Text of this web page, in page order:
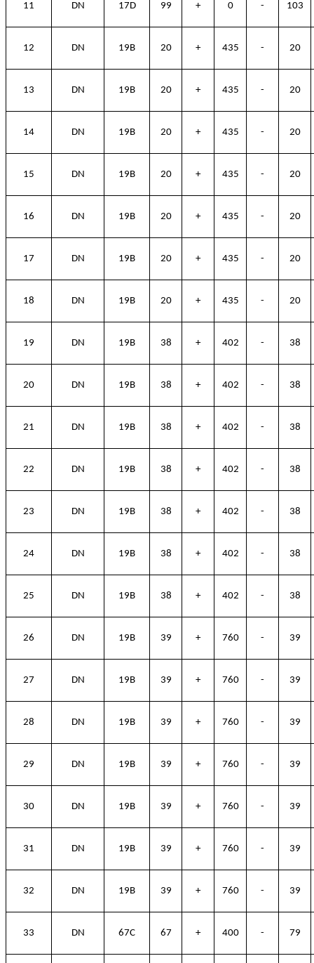
11 DN 17D 99 + 0 - 103
12 DN 19B 20 + 435 - 20
13 DN 19B 20 + 435 - 20
14 DN 19B 20 + 435 - 20
15 DN 19B 20 + 435 - 20
16 DN 19B 20 + 435 - 20
17 DN 19B 20 + 435 - 20
18 DN 19B 20 + 435 - 20
19 DN 19B 38 + 402 - 38
20 DN 19B 38 + 402 - 38
21 DN 19B 38 + 402 - 38
22 DN 19B 38 + 402 - 38
23 DN 19B 38 + 402 - 38
24 DN 19B 38 + 402 - 38
25 DN 19B 38 + 402 - 38
26 DN 19B 39 + 760 - 39
27 DN 19B 39 + 760 - 39
28 DN 19B 39 + 760 - 39
29 DN 19B 39 + 760 - 39
30 DN 19B 39 + 760 - 39
31 DN 19B 39 + 760 - 39
32 DN 19B 39 + 760 - 39
33 DN 67C 67 + 400 - 79